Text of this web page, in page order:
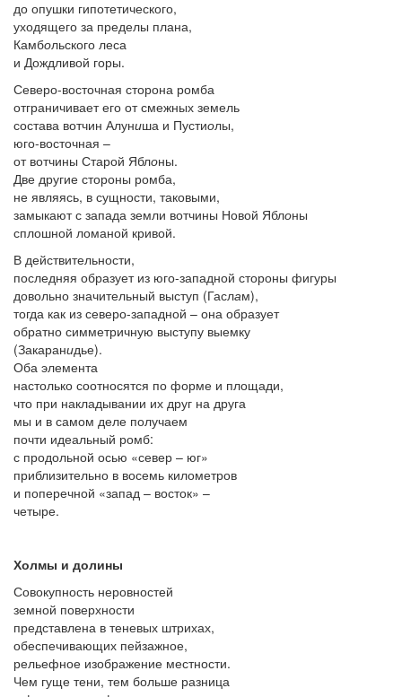
до опушки гипотетического,
уходящего за пределы плана,
Камбольского леса
и Дождливой горы.
Северо-восточная сторона ромба
отграничивает его от смежных земель
состава вотчин Алуниша и Пустиолы,
юго-восточная –
от вотчины Старой Яблоны.
Две другие стороны ромба,
не являясь, в сущности, таковыми,
замыкают с запада земли вотчины Новой Яблоны
сплошной ломаной кривой.
В действительности,
последняя образует из юго-западной стороны фигуры
довольно значительный выступ (Гаслам),
тогда как из северо-западной – она образует
обратно симметричную выступу выемку
(Закаранидье).
Оба элемента
настолько соотносятся по форме и площади,
что при накладывании их друг на друга
мы и в самом деле получаем
почти идеальный ромб:
с продольной осью «север – юг»
приблизительно в восемь километров
и поперечной «запад – восток» –
четыре.
Холмы и долины
Совокупность неровностей
земной поверхности
представлена в теневых штрихах,
обеспечивающих пейзажное,
рельефное изображение местности.
Чем гуще тени, тем больше разница